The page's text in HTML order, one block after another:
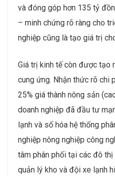
và đóng góp hơn 135 tỷ
– minh chứng rõ ràng cho
nghiệp cũng là tạo giá trị
Giá trị kinh tế còn được tạo
cung ứng. Nhận thức rõ
25% giá thành nông sản
doanh nghiệp đã đầu tư
lạnh và số hóa hệ thống
nghiệp nông nghiệp công
tâm phân phối tại các đô
quản lý kho và đội xe lạnh